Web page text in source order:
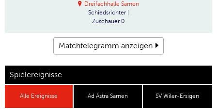
Dreifachhalle Sarnen
Schiedsrichter
Zuschauer 0
Matchtelegramm anzeigen
Spielereignisse
Alle Ereignisse Ad Astra Sarnen SV Wiler-Ersigen